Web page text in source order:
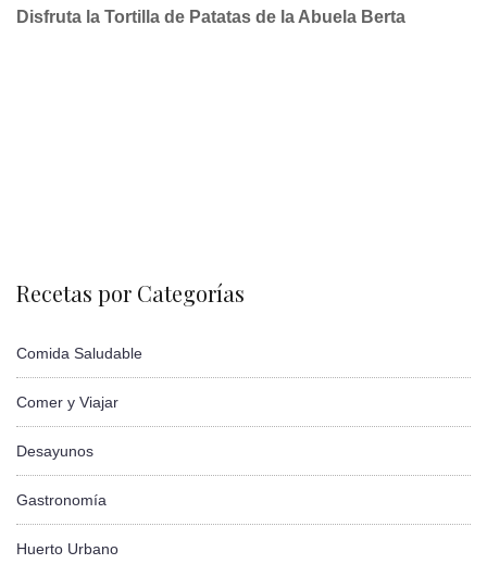
Disfruta la Tortilla de Patatas de la Abuela Berta
Recetas por Categorías
Comida Saludable
Comer y Viajar
Desayunos
Gastronomía
Huerto Urbano